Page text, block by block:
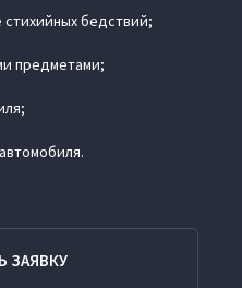
бедствий;
предметами;
ЗАЯВКУ